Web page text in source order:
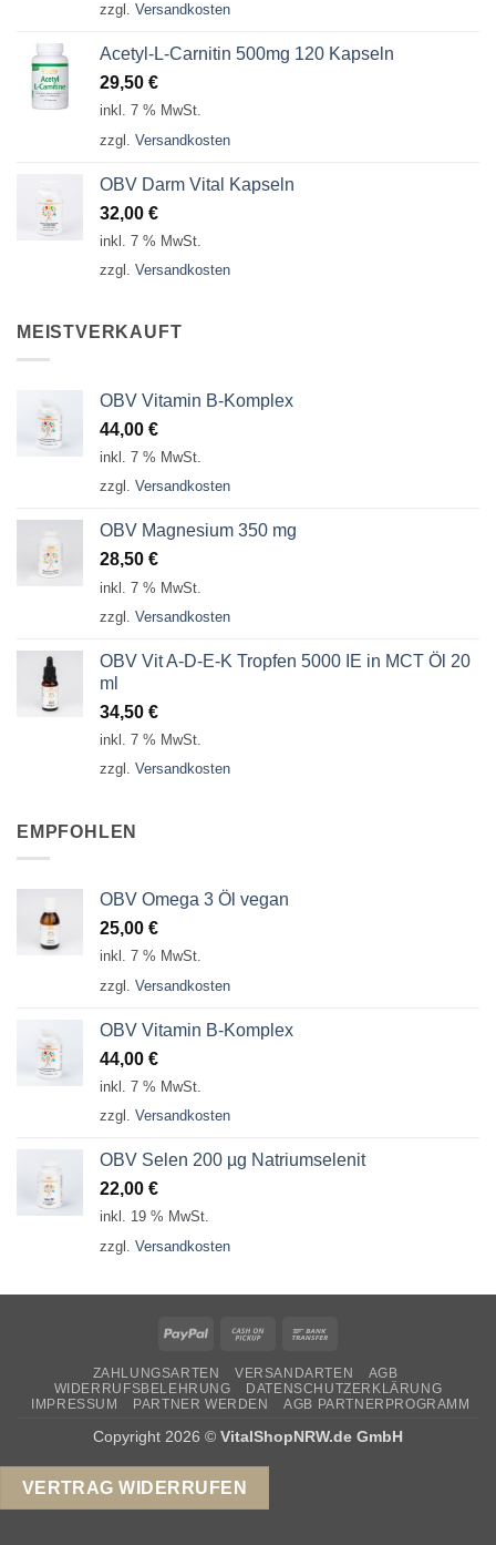
zzgl. Versandkosten
Acetyl-L-Carnitin 500mg 120 Kapseln
29,50 €
inkl. 7 % MwSt.
zzgl. Versandkosten
OBV Darm Vital Kapseln
32,00 €
inkl. 7 % MwSt.
zzgl. Versandkosten
MEISTVERKAUFT
OBV Vitamin B-Komplex
44,00 €
inkl. 7 % MwSt.
zzgl. Versandkosten
OBV Magnesium 350 mg
28,50 €
inkl. 7 % MwSt.
zzgl. Versandkosten
OBV Vit A-D-E-K Tropfen 5000 IE in MCT Öl 20
ml
34,50 €
inkl. 7 % MwSt.
zzgl. Versandkosten
EMPFOHLEN
OBV Omega 3 Öl vegan
25,00 €
inkl. 7 % MwSt.
zzgl. Versandkosten
OBV Vitamin B-Komplex
44,00 €
inkl. 7 % MwSt.
zzgl. Versandkosten
OBV Selen 200 µg Natriumselenit
22,00 €
inkl. 19 % MwSt.
zzgl. Versandkosten
PayPal
Cash
Pickup
ZAHLUNGSARTEN VERSANDARTEN
AGB
WIDERRUFSBELEHRUNG
DATENSCHUTZERKLÄRUNG
IMPRESSUM
PARTNER WERDEN AGB PARTNERPROGRAMM
Copyright 2026 © VitalShopNRW.de GmbH
VERTRAG WIDERRUFEN